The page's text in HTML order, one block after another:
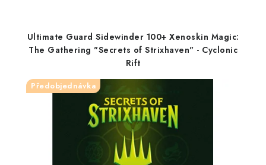
Ultimate Guard Sidewinder 100+ Xenoskin Magic:
The Gathering "Secrets of Strixhaven" - Cyclonic
Rift
Předobjednávka